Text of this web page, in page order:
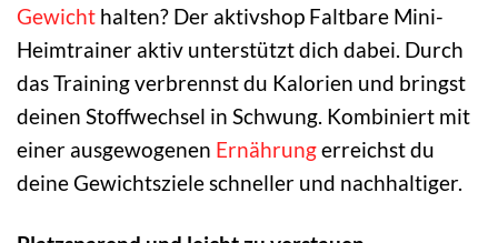
Gewicht halten? Der aktivshop Faltbare Mini-
Heimtrainer aktiv unterstützt dich dabei. Durch
das Training verbrennst du Kalorien und bringst
deinen Stoffwechsel in Schwung. Kombiniert mit
einer ausgewogenen Ernährungerreichst du
deine Gewichtsziele schneller und nachhaltiger.